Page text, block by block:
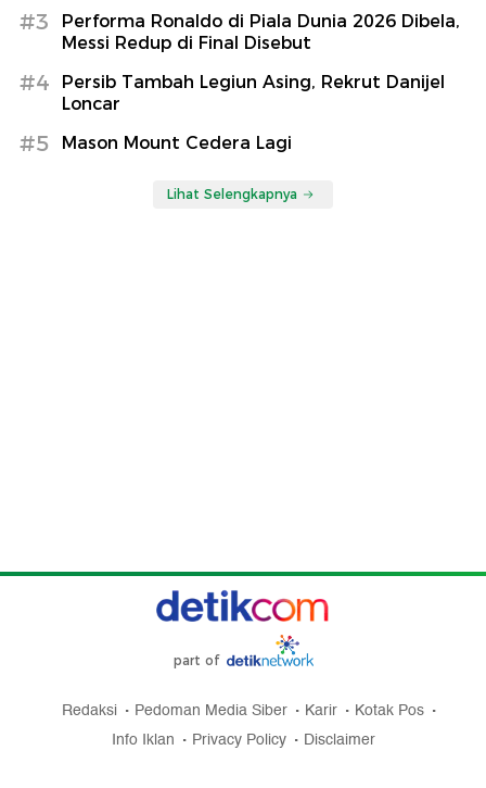
#3
Performa Ronaldo di Piala Dunia 2026 Dibela,
Messi Redup di Final Disebut
#4
Persib Tambah Legiun Asing, Rekrut Danijel
Loncar
#5 Mason Mount Cedera Lagi
Lihat Selengkapnya
part of
Redaksi Pedoman Media Siber Karir
Kotak Pos
Info Iklan
Privacy Policy Disclaimer